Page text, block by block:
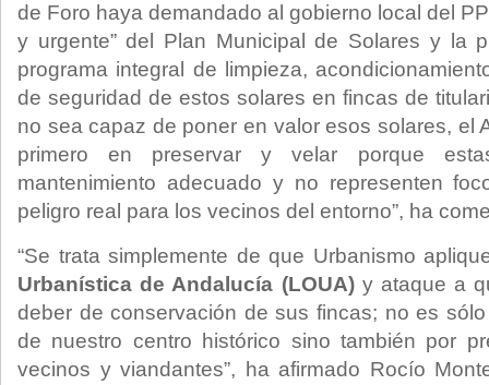
de Foro haya demandado al gobierno local del
y urgente” del Plan Municipal de Solares y la
programa integral de limpieza,
de seguridad de estos solares en fincas de
no sea capaz de poner en valor esos solares, el
primero en preservar y velar porque
mantenimiento adecuado y no representen
peligro real para los vecinos del entorno”, ha
“Se trata simplemente de que Urbanismo
Urbanística de Andalucía (LOUA)y ataque a
deber de conservación de sus fincas; no es
de nuestro centro histórico sino también por
vecinos y viandantes”, ha afirmado Rocío